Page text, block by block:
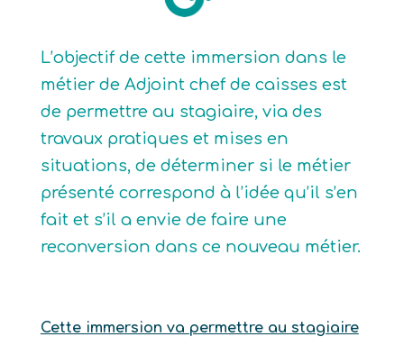
L’objectif de cette immersion dans le
métier de Adjoint chef de caisses est
de permettre au stagiaire, via des
travaux pratiques et mises en
situations, de déterminer si le métier
présenté correspond à l’idée qu’il s’en
fait et s’il a envie de faire une
reconversion dans ce nouveau métier.
Cette immersion va permettre au stagiaire